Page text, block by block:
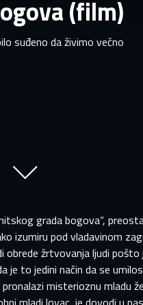
vašu prijavu i
nalog odobren.
Prezime
VEĆ
u našoj bazi podataka.
se na svoj nalog.
(film)
suđeno da živimo večno
grada bogova“,
izumiru pod vladavinom
obrede žrtvovanja ljudi pošto
je to jedini način da se
misterioznu mladu